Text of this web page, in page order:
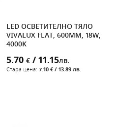
LED ОСВЕТИТЕЛНО ТЯЛО
VIVALUX FLAT, 600MM, 18W,
4000K
5.70 € / 11.15лв.
Стара цена: 7.10 € / 13.89 лв.